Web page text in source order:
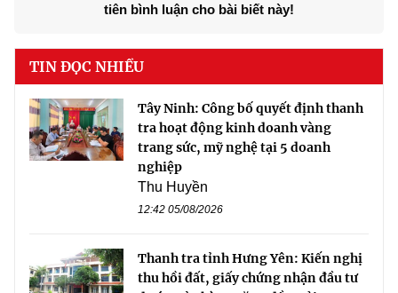
tiên bình luận cho bài biết này!
TIN ĐỌC NHIỀU
Tây Ninh: Công bố quyết định thanh
tra hoạt động kinh doanh vàng
trang sức, mỹ nghệ tại 5 doanh
nghiệp
Thu Huyền
12:42 05/08/2026
Thanh tra tỉnh Hưng Yên: Kiến nghị
thu hồi đất, giấy chứng nhận đầu tư